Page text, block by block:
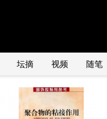
坛摘 视频 随笔